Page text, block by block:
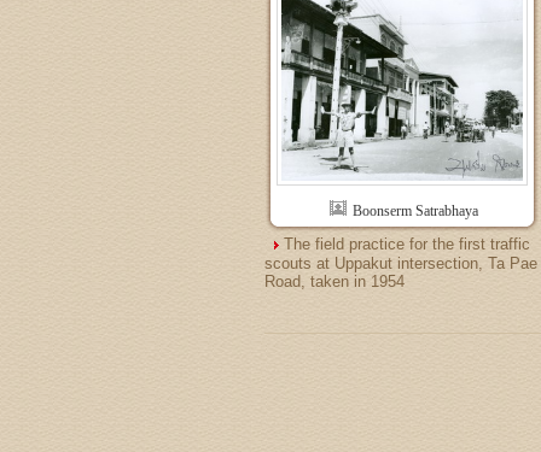
Boonserm Satrabhaya
The field practice for the first traffic
scouts at Uppakut intersection, Ta Pae
Road, taken in 1954